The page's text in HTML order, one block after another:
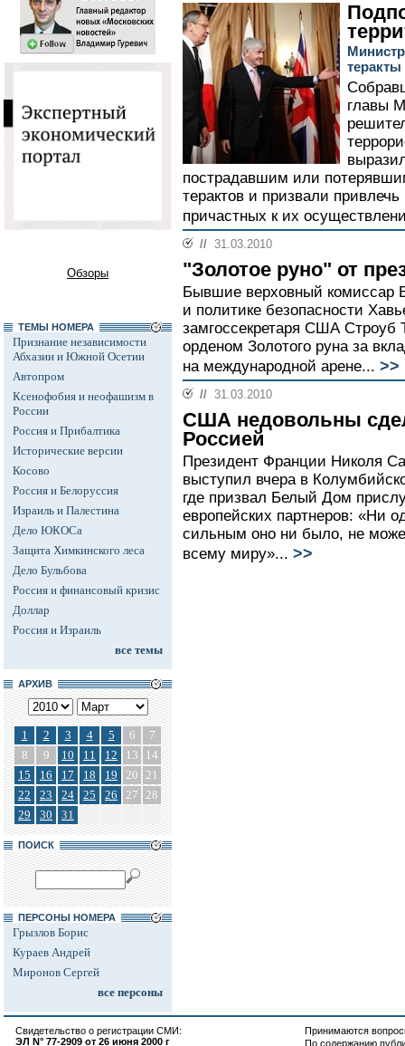
Обзоры
ТЕМЫ НОМЕРА
Признание независимости
Абхазии и Южной Осетии
Автопром
Ксенофобия и неофашизм в
России
Россия и Прибалтика
Исторические версии
Косово
Россия и Белоруссия
Израиль и Палестина
Дело ЮКОСа
Защита Химкинского леса
Дело Бульбова
Россия и финансовый кризис
Доллар
Россия и Израиль
все темы
АРХИВ
1 2 3 4 5 6
7
8
9 10 11 12 13
14
15
16 17 18 19 20 21
22
23 24 25 26 27 28
29
30 31
ПОИСК
ПЕРСОНЫ НОМЕРА
Грызлов Борис
Кураев Андрей
Миронов Сергей
все персоны
главы
пострадавшим или
терактов и призвали привлечь
причастных к их
// 31.03.2010
"Золотое руно" от
Бывшие верховный комиссар
и политике безопасности
замгоссекретаря США Строуб
орденом Золотого руна за
на международной арене... >>
// 31.03.2010
США недовольны
Россией
Президент Франции Николя
выступил вчера в
где призвал Белый Дом
европейских партнеров: «Ни
сильным оно ни было, не
всему миру»... >>
Свидетельство о регистрации СМИ:
ЭЛ N° 77-2909 от 26 июня 2000 г
Принимаются
По содержанию